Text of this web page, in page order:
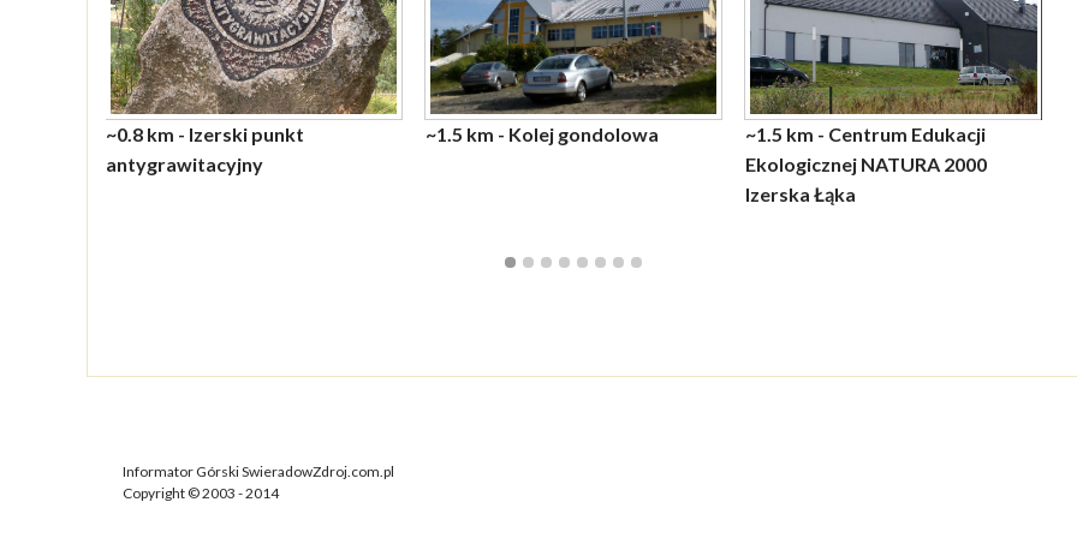
~0.8 km - Izerski punkt
antygrawitacyjny
~1.5 km - Kolej gondolowa
~1.5 km - Centrum Edukacji
Ekologicznej NATURA 2000
Izerska Łąka
Informator Górski SwieradowZdroj.com.pl
Copyright © 2003 - 2014